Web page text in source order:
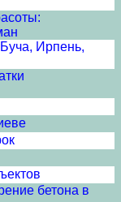
Ирпень,
бетона в